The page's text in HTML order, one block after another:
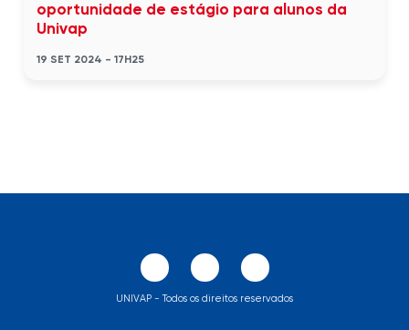
oportunidade de estágio para alunos da
Univap
19 SET 2024 - 17H25
UNIVAP - Todos os direitos reservados